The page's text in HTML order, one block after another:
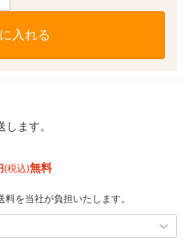
入れる
ます。
(税込)無料
を当社が負担いたします。